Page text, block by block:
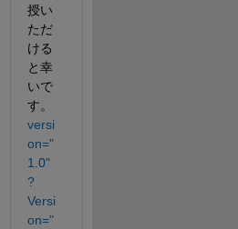
授い
ただ
ける
と幸
いで
す。
versi
on="
1.0"
?
Versi
on="